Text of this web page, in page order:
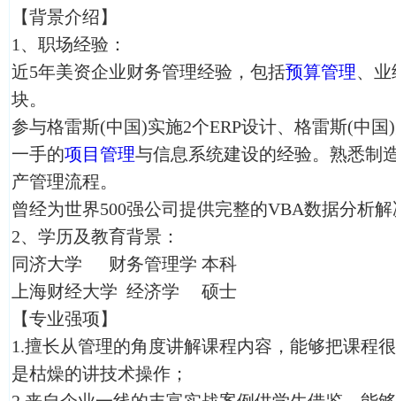
【背景介绍】
1、职场经验：
近5年美资企业财务管理经验，包括预算管理、
块。
参与格雷斯(中国)实施2个ERP设计、格雷斯(中
一手的项目管理与信息系统建设的经验。熟悉制
产管理流程。
曾经为世界500强公司提供完整的VBA数据分析
2、学历及教育背景：
同济大学 财务管理学 本科
上海财经大学 经济学 硕士
【专业强项】
1.擅长从管理的角度讲解课程内容，能够把课程
是枯燥的讲技术操作；